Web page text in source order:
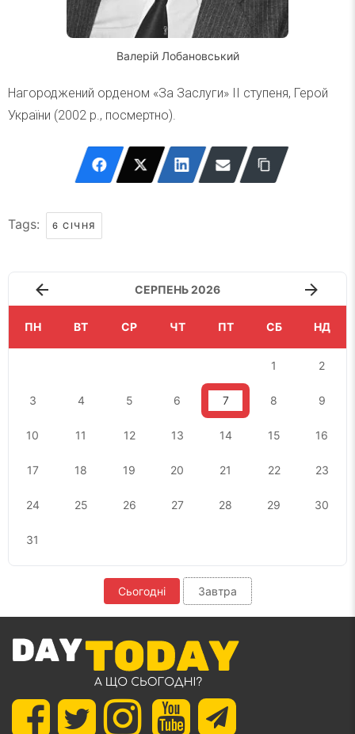
Валерій Лобановський
Нагороджений орденом «За Заслуги» ІІ ступеня, Герой
України (2002 р., посмертно).
Tags: 6 СІЧНЯ
СЕРПЕНЬ 2026
ПН ВТ СР ЧТ ПТ СБ НД
1 2
3 4 5 6 7 8 9
10 11 12 13 14 15 16
17 18 19 20 21 22 23
24 25 26 27 28 29 30
31
Сьогодні Завтра